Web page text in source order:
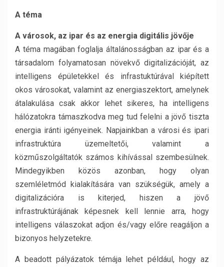
A téma
A városok, az ipar és az energia digitális jövője
A téma magában foglalja általánosságban az ipar és a
társadalom folyamatosan növekvő digitalizációját, az
intelligens épületekkel és infrastuktúrával kiépített
okos városokat, valamint az energiaszektort, amelynek
átalakulása csak akkor lehet sikeres, ha intelligens
hálózatokra támaszkodva meg tud felelni a jövő tiszta
energia iránti igényeinek. Napjainkban a városi és ipari
infrastruktúra üzemeltetői, valamint a
közműszolgáltatók számos kihívással szembesülnek.
Mindegyikben közös azonban, hogy olyan
szemléletmód kialakítására van szükségük, amely a
digitalizációra is kiterjed, hiszen a jövő
infrastruktúrájának képesnek kell lennie arra, hogy
intelligens válaszokat adjon és/vagy előre reagáljon a
bizonyos helyzetekre.
A beadott pályázatok témája lehet például, hogy az